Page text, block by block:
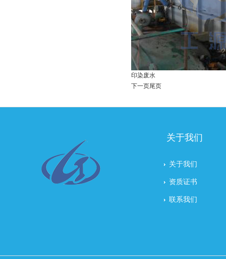
印染废水
下一页尾页
关于我们
关于我们
资质证书
联系我们